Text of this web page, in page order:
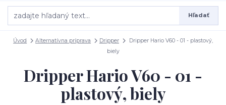
Hľadať
Úvod Alternatívna príprava Dripper
Dripper Hario V60 - 01 - plastový,
biely
Dripper Hario V60 - 01 -
plastový, biely